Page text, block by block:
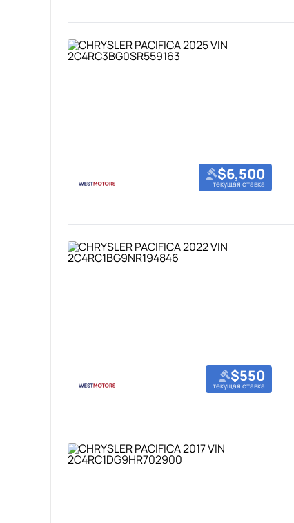
$6,500
текущая ставка
$550
текущая ставка